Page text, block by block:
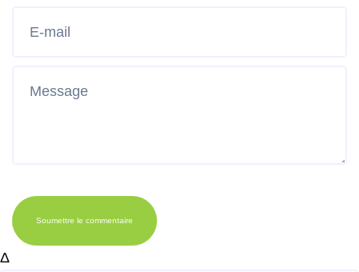
Soumettre le commentaire
Δ